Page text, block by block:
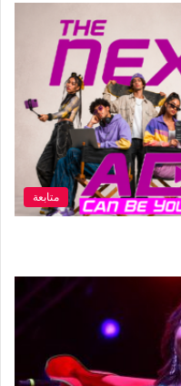
متابعة